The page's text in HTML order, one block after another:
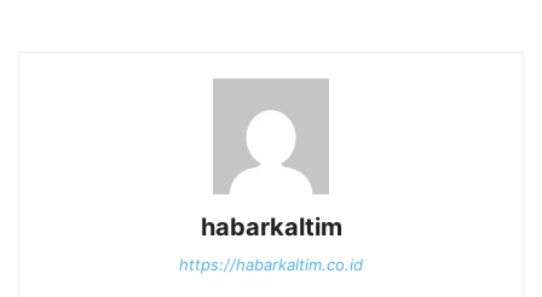
habarkaltim
https://habarkaltim.co.id